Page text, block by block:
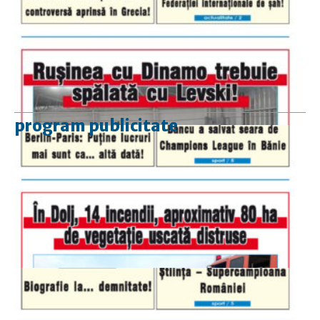
program publicitate
luni-vineri
9.00 - 17.00
duminică
9.00 - 12.00